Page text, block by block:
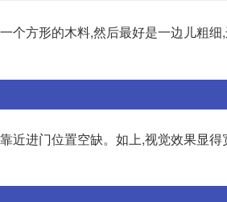
个方形的木料,然后最好是一边儿粗细
进门位置空缺。如上,视觉效果显得